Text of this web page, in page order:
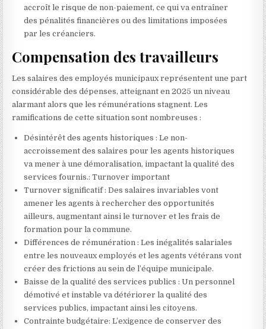
accroît le risque de non-paiement, ce qui va entraîner
des pénalités financières ou des limitations imposées
par les créanciers.
Compensation des travailleurs
Les salaires des employés municipaux représentent une part
considérable des dépenses, atteignant en 2025 un niveau
alarmant alors que les rémunérations stagnent. Les
ramifications de cette situation sont nombreuses :
Désintérêt des agents historiques : Le non-
accroissement des salaires pour les agents historiques
va mener à une démoralisation, impactant la qualité des
services fournis.: Turnover important
Turnover significatif : Des salaires invariables vont
amener les agents à rechercher des opportunités
ailleurs, augmentant ainsi le turnover et les frais de
formation pour la commune.
Différences de rémunération : Les inégalités salariales
entre les nouveaux employés et les agents vétérans vont
créer des frictions au sein de l’équipe municipale.
Baisse de la qualité des services publics : Un personnel
démotivé et instable va détériorer la qualité des
services publics, impactant ainsi les citoyens.
Contrainte budgétaire: L’exigence de conserver des